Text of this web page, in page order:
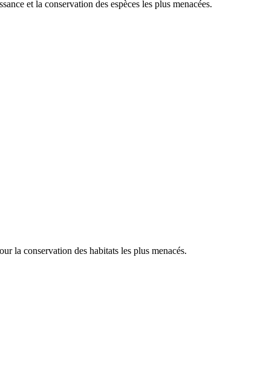
et la conservation des espèces les plus menacées.
la conservation des habitats les plus menacés.